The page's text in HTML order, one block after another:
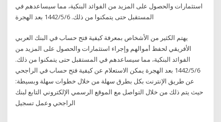
استثمارات والحصول على المزيد من الفوائد البنكية، مما سيساعدهم في
المستقبل حتى يتمكنوا من ذلك. 6‏‏/5‏‏/1442 بعد الهجرة
يهتم الكثير من الأشخاص بمعرفة كيفية فتح حساب في البنك العربي
الأفريقي لحفظ أموالهم وإجراء استثمارات والحصول على المزيد من
الفوائد البنكية، مما سيساعدهم في المستقبل حتى يتمكنوا من ذلك.
6‏‏/5‏‏/1442 بعد الهجرة يمكن الاستعلام عن كيفية فتح حساب في الراجحي
عن طريق الإنترنت بكل بطرق سهلة من خلال خطوات سهلة وبسيطة:
حيث يتم ذلك من خلال التواصل مع الموقع الرسمي الإلكتروني التابع لبنك
الراجحي وعمل تسجيل